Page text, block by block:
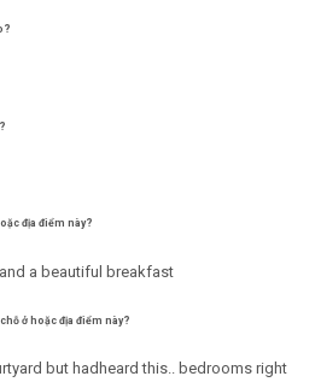
địa điểm này?
a beautiful breakfast
ở hoặc địa điểm này?
but hadheard this.. bedrooms right